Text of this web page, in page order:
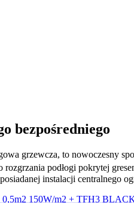
bezpośredniego
grzewcza, to nowoczesny
podłogi pokrytej
instalacji centralnego